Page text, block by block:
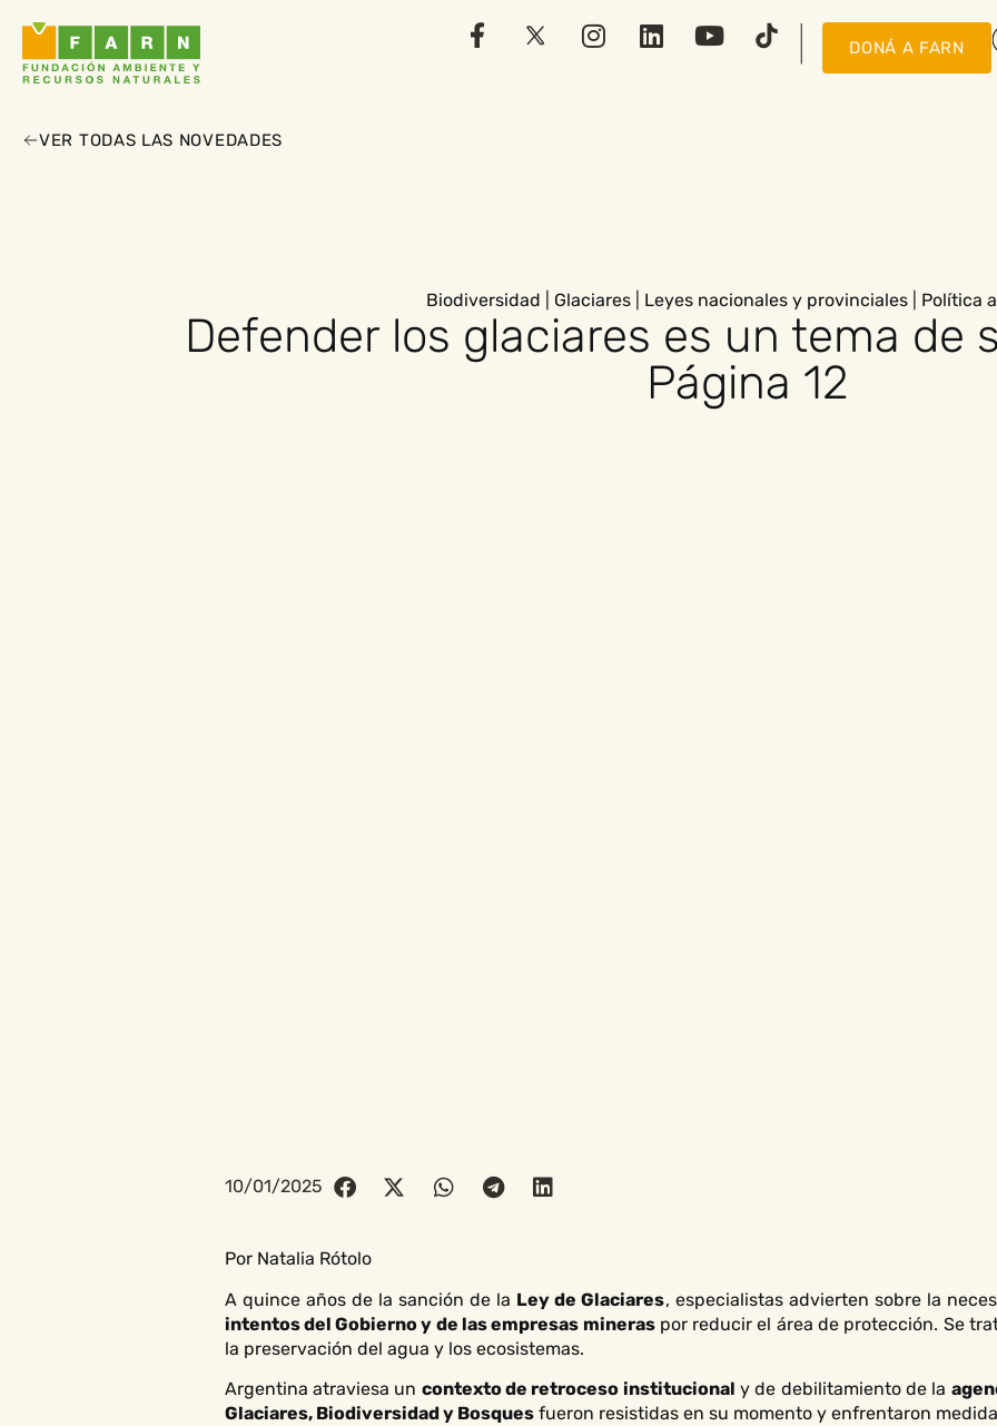
DONÁ A FARN
VER TODAS LAS NOVEDADES
Biodiversidad Glaciares| Leyes nacionales y provinciales| Política
Defender los glaciares es un tema de
Página 12
10/01/2025
Por Natalia Rótolo
A quince años de la sanción de la Ley de Glaciares, especialistas advierten sobre la
intentos del Gobierno y de las empresas mineraspor reducir el área de protección. Se
la preservación del agua y los ecosistemas.
Argentina atraviesa un contexto de retroceso institucional y de debilitamiento de la
Glaciares, Biodiversidad y Bosquesfueron resistidas en su momento y enfrentaron